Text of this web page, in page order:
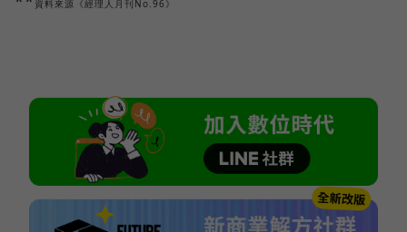
資料來源《經理人月刊No.96》